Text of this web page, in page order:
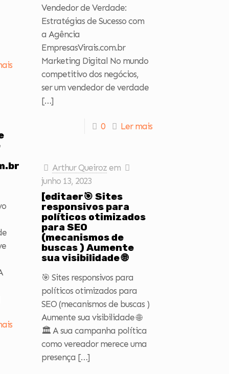
Vendedor de Verdade:
Estratégias de Sucesso com
a Agência
EmpresasVirais.com.br
Marketing Digital No mundo
competitivo dos negócios,
ser um vendedor de verdade
[…]
0 Ler mais
Arthur Queiroz em
junho 13, 2023
[editaer🎯 Sites
responsivos para
políticos otimizados
para SEO
(mecanismos de
buscas ) Aumente
sua visibilidade 🌐
🎯 Sites responsivos para
políticos otimizados para
SEO (mecanismos de buscas )
Aumente sua visibilidade 🌐
🏛️ A sua campanha política
como vereador merece uma
presença […]